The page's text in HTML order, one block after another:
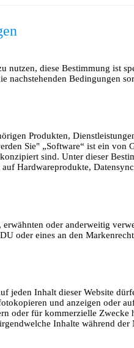
diese Bestimmung ist
nachstehenden Bedingungen
Produkten,
Sie" „Software“ ist ein von
sind. Unter dieser
Hardwareprodukte,
oder anderweitig
oder eines an den
jeden Inhalt dieser Website
und anzeigen oder
oder für kommerzielle Zwecke
Inhalte während